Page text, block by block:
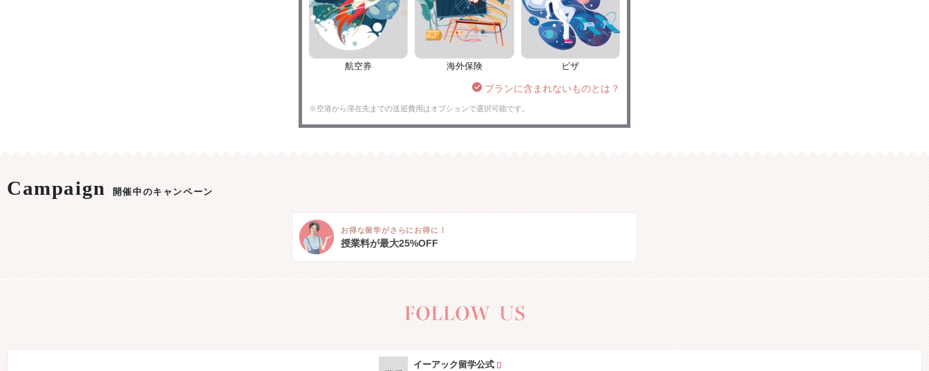
航空券 海外保険 ビザ
プランに含まれないものとは？
※空港から滞在先までの送迎費用はオプションで選択可能です。
開催中のキャンペーン
お得な留学がさらにお得に！
授業料が最大25%OFF
イーアック留学公式